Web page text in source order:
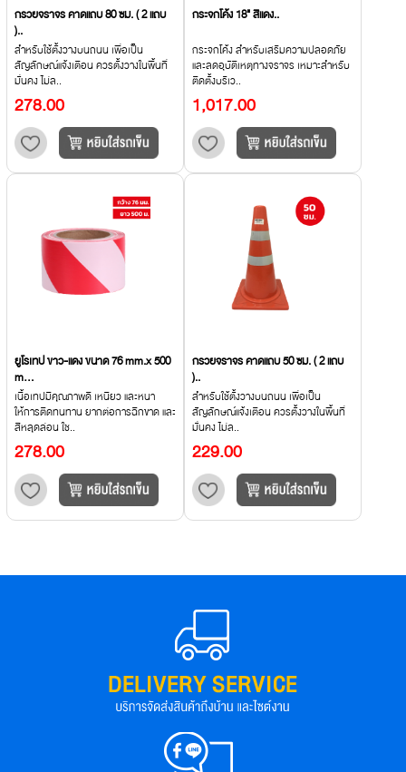
กรวยจราจร คาดแถบ 80 ซม. ( 2 แถบ
)..
สำหรับใช้ตั้งวางบนถนน เพื่อเป็น
สัญลักษณ์แจ้งเตือน ควรตั้งวางในพื้นที่
มั่นคง ไม่ล..
278.00
กระจกโค้ง 18" สีแดง..
กระจกโค้ง สำหรับเสริมความปลอดภัย
และลดอุบัติเหตุทางจราจร เหมาะสำหรับ
ติดตั้งบริเว..
1,017.00
ยูโรเทป ขาว-แดง ขนาด 76 mm.x 500
m...
เนื้อเทปมีคุณภาพดี เหนียว และหนา
ให้การติดทนทาน ยากต่อการฉีกขาด และ
สีหลุดล่อน ใช..
278.00
กรวยจราจร คาดแถบ 50 ซม. ( 2 แถบ
)..
สำหรับใช้ตั้งวางบนถนน เพื่อเป็น
สัญลักษณ์แจ้งเตือน ควรตั้งวางในพื้นที่
มั่นคง ไม่ล..
229.00